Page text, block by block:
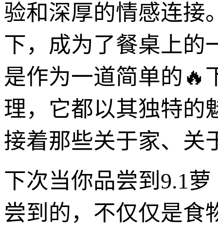
验和深厚的情感连接
下，成为了餐桌上的
是作为一道简单的🔥
理，它都以其独特的
接着那些关于家、关
下次当你品尝到9.1
尝到的，不仅仅是食